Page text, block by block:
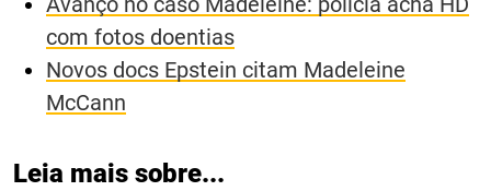
com fotos doentias
Novos docs Epstein citam Madeleine
McCann
Leia mais sobre...